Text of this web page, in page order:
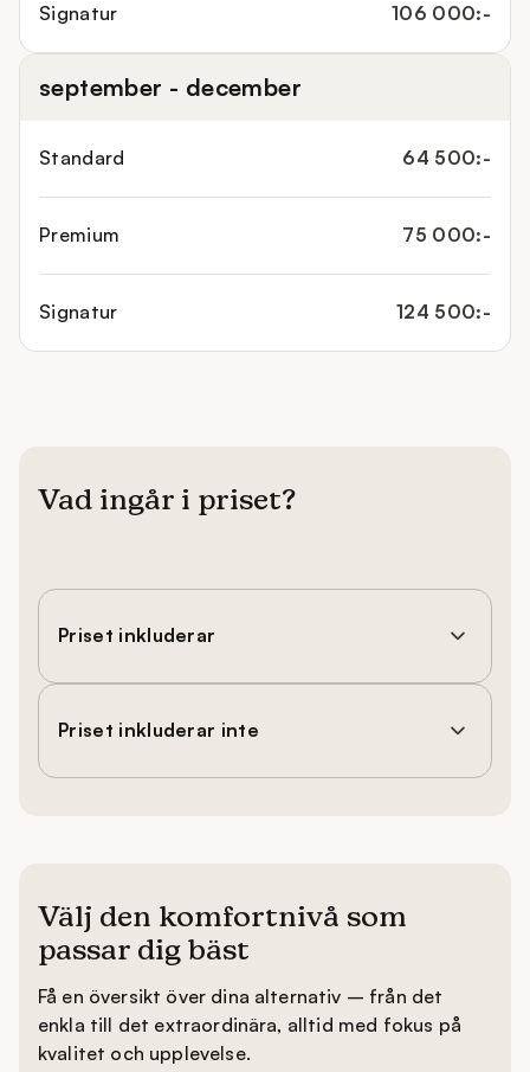
Signatur 106 000:-
september - december
Standard 64 500:-
Premium 75 000:-
Signatur 124 500:-
Vad ingår i priset?
Priset inkluderar
Priset inkluderar inte
Välj den komfortnivå som
passar dig bäst
Få en översikt över dina alternativ – från det
enkla till det extraordinära, alltid med fokus på
kvalitet och upplevelse.